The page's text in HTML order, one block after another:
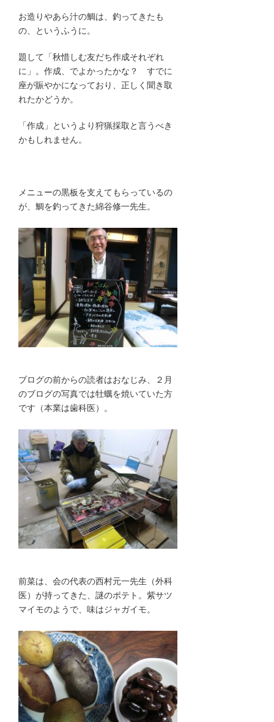
お造りやあら汁の鯛は、釣ってきたも
の、というふうに。
題して「秋惜しむ友だち作成それぞれ
に」。作成、でよかったかな？ すでに
座が賑やかになっており、正しく聞き取
れたかどうか。
「作成」というより狩猟採取と言うべき
かもしれません。
メニューの黒板を支えてもらっているの
が、鯛を釣ってきた綿谷修一先生。
ブログの前からの読者はおなじみ、２月
のブログの写真では牡蠣を焼いていた方
です（本業は歯科医）。
前菜は、会の代表の西村元一先生（外科
医）が持ってきた、謎のポテト。紫サツ
マイモのようで、味はジャガイモ。